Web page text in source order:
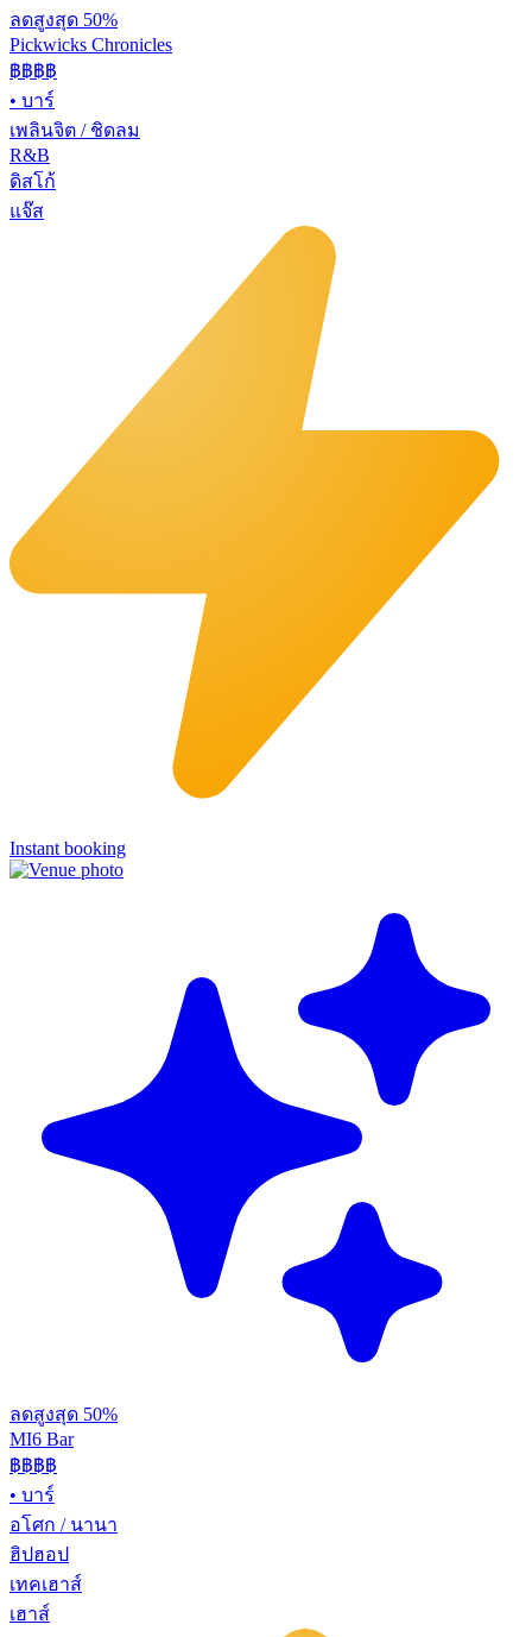
ลดสูงสุด 50%
Pickwicks Chronicles
฿฿฿฿
• บาร์
เพลินจิต / ชิดลม
R&B
ดิสโก้
แจ๊ส
Instant booking
ลดสูงสุด 50%
MI6 Bar
฿฿฿฿
• บาร์
อโศก / นานา
ฮิปฮอป
เทคเฮาส์
เฮาส์